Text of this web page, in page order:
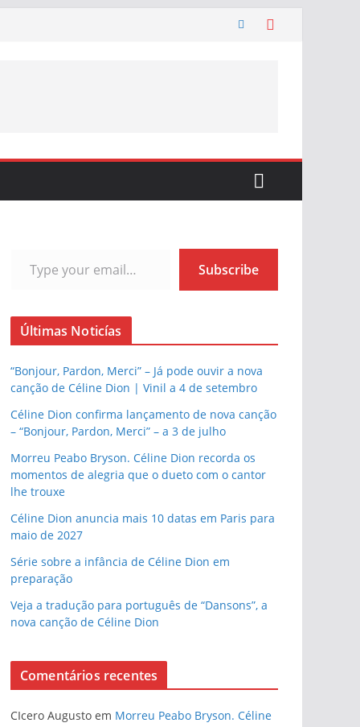
Subscribe
Últimas Noticías
“Bonjour, Pardon, Merci” – Já pode ouvir a nova
canção de Céline Dion | Vinil a 4 de setembro
Céline Dion confirma lançamento de nova canção
– “Bonjour, Pardon, Merci” – a 3 de julho
Morreu Peabo Bryson. Céline Dion recorda os
momentos de alegria que o dueto com o cantor
lhe trouxe
Céline Dion anuncia mais 10 datas em Paris para
maio de 2027
Série sobre a infância de Céline Dion em
preparação
Veja a tradução para português de “Dansons”, a
nova canção de Céline Dion
Comentários recentes
CIcero Augusto em Morreu Peabo Bryson. Céline